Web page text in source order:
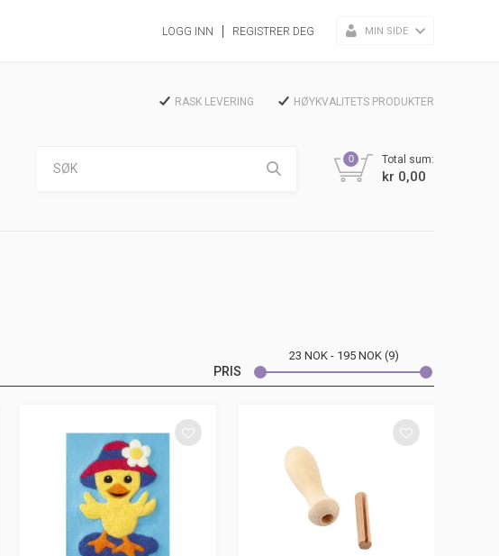
LOGG INN REGISTRER DEG MIN SIDE
RASK LEVERING HØYKVALITETS PRODUKTER
0 Total sum:
kr 0,00
PRIS
23 NOK 195 NOK 9